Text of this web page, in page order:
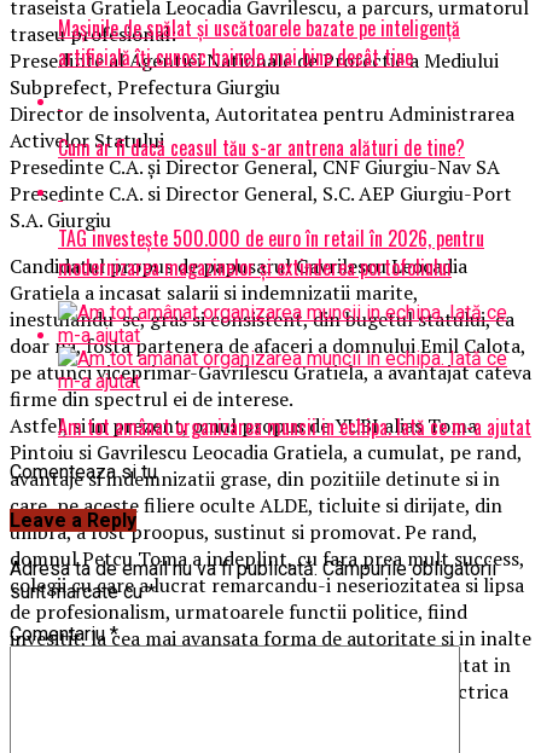
traseista Gratiela Leocadia Gavrilescu, a parcurs, urmatorul
traseu profesional:
Presedinte al Agentiei Nationale de Protectie a Mediului
Subprefect, Prefectura Giurgiu
Director de insolventa, Autoritatea pentru Administrarea
Activelor Statului
Presedinte C.A. și Director General, CNF Giurgiu-Nav SA
Presedinte C.A. si Director General, S.C. AEP Giurgiu-Port
S.A. Giurgiu
Candidatul propus de papusarul Gavrilescu Leocadia
Gratiela a incasat salarii si indemnizatii marite,
inestulandu-se, gras si consistent, din bugetul statului, ca
doar na, fosta partenera de afaceri a domnului Emil Calota,
pe atunci viceprimar-Gavrilescu Gratiela, a avantajat cateva
firme din spectrul ei de interese.
Astfel, si in prezent, omul propus de YUBI alias Toma
Pintoiu si Gavrilescu Leocadia Gratiela, a cumulat, pe rand,
avantaje si indemnizatii grase, din pozitiile detinute si in
care, pe aceste filiere oculte ALDE, ticluite si dirijate, din
umbra, a fost proopus, sustinut si promovat. Pe rand,
domnul Petcu Toma a indeplint, cu fara prea mult success,
colegii cu care a lucrat remarcandu-i neseriozitatea si lipsa
de profesionalism, urmatoarele functii politice, fiind
invesitit, la cea mai avansata forma de autoritate si in inalte
formule guvernamentale: ministru al energiei, deputat in
Parlamentul Romaniei, membru a comisiei Hidroelectrica
Mașinile de spălat și uscătoarele bazate pe inteligență
artificială îți cunosc hainele mai bine decât tine
Cum ar fi dacă ceasul tău s-ar antrena alături de tine?
TAG investește 500.000 de euro în retail în 2026, pentru
modernizarea magazinelor și extinderea portofoliului
Am tot amânat organizarea muncii in echipa. Iată ce m-a ajutat
Comenteaza si tu
Leave a Reply
Adresa ta de email nu va fi publicată. Câmpurile obligatorii
sunt marcate cu*
Comentariu *